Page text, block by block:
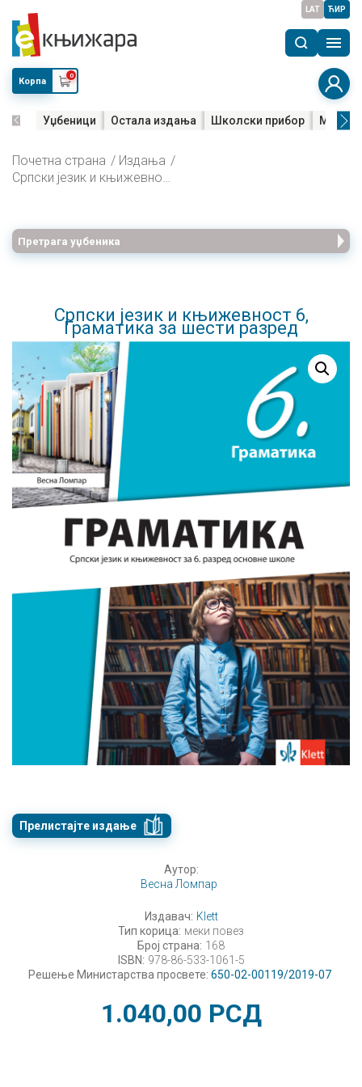
LAT ЋИР
Корпа
0
Уџбеници Остала издања Школски прибор Мала
Почетна страна
Издања
Српски језик и књижевност 6, Граматика за шести разред
Претрага уџбеника
Прелистајте издање
Српски језик и књижевност 6,
Граматика за шести разред
Аутор:
Весна Ломпар
Издавач: Klett
Тип корица: меки повез
Број страна: 168
ISBN: 978-86-533-1061-5
Решење Министарства просвете: 650-02-00119/2019-07
1.040,00 РСД